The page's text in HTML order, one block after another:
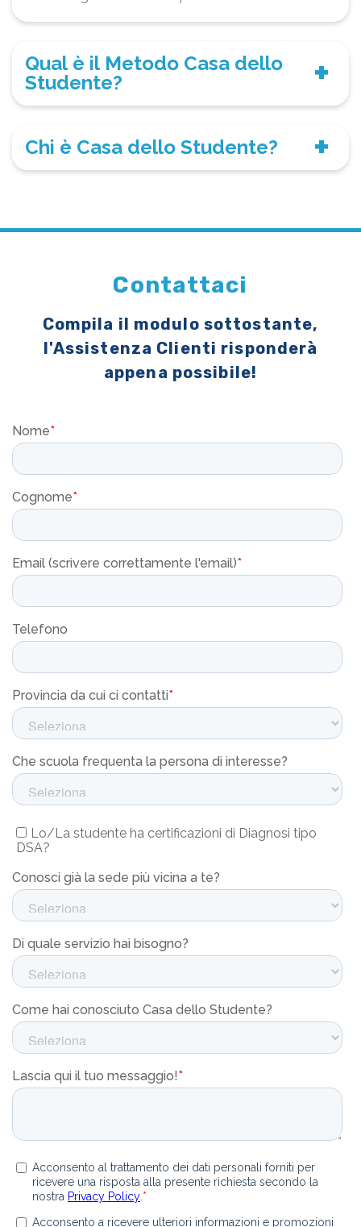
Qual è il Metodo Casa dello
Studente?
Chi è Casa dello Studente?
Contattaci
Compila il modulo sottostante,
l'Assistenza Clienti risponderà
appena possibile!